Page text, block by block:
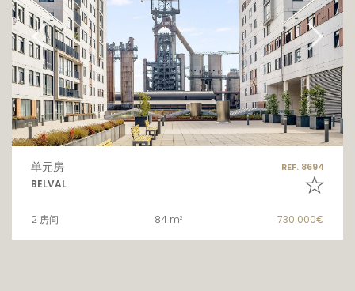
单元房 REF. 8694
BELVAL
2 房间 84 m² 730 000€